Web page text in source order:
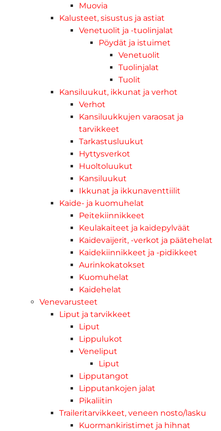
Muovia
Kalusteet, sisustus ja astiat
Venetuolit ja -tuolinjalat
Pöydät ja istuimet
Venetuolit
Tuolinjalat
Tuolit
Kansiluukut, ikkunat ja verhot
Verhot
Kansiluukkujen varaosat ja
tarvikkeet
Tarkastusluukut
Hyttysverkot
Huoltoluukut
Kansiluukut
Ikkunat ja ikkunaventtiilit
Kaide- ja kuomuhelat
Peitekiinnikkeet
Keulakaiteet ja kaidepylväät
Kaidevaijerit, -verkot ja päätehelat
Kaidekiinnikkeet ja -pidikkeet
Aurinkokatokset
Kuomuhelat
Kaidehelat
Venevarusteet
Liput ja tarvikkeet
Liput
Lippulukot
Veneliput
Liput
Lipputangot
Lipputankojen jalat
Pikaliitin
Traileritarvikkeet, veneen nosto/lasku
Kuormankiristimet ja hihnat